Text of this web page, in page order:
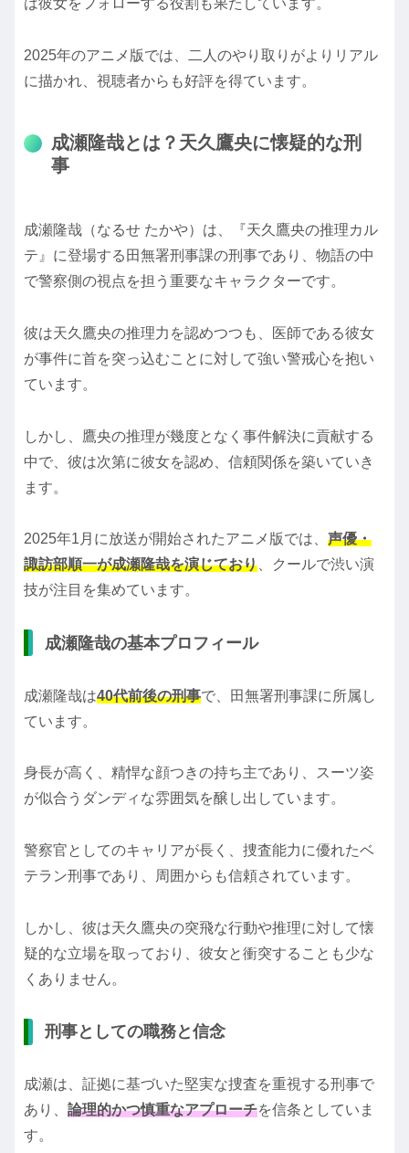
は彼女をフォローする役割も果たしています。
2025年のアニメ版では、二人のやり取りがよりリアル
に描かれ、視聴者からも好評を得ています。
成瀬隆哉とは？天久鷹央に懐疑的な刑
事
成瀬隆哉（なるせ たかや）は、『天久鷹央の推理カル
テ』に登場する田無署刑事課の刑事であり、物語の中
で警察側の視点を担う重要なキャラクターです。
彼は天久鷹央の推理力を認めつつも、医師である彼女
が事件に首を突っ込むことに対して強い警戒心を抱い
ています。
しかし、鷹央の推理が幾度となく事件解決に貢献する
中で、彼は次第に彼女を認め、信頼関係を築いていき
ます。
2025年1月に放送が開始されたアニメ版では、 声優・
諏訪部順一が成瀬隆哉を演じており、クールで渋い演
技が注目を集めています。
成瀬隆哉の基本プロフィール
成瀬隆哉は40代前後の刑事で、田無署刑事課に所属し
ています。
身長が高く、精悍な顔つきの持ち主であり、スーツ姿
が似合うダンディな雰囲気を醸し出しています。
警察官としてのキャリアが長く、捜査能力に優れたベ
テラン刑事であり、周囲からも信頼されています。
しかし、彼は天久鷹央の突飛な行動や推理に対して懐
疑的な立場を取っており、彼女と衝突することも少な
くありません。
刑事としての職務と信念
成瀬は、証拠に基づいた堅実な捜査を重視する刑事で
あり、 論理的かつ慎重なアプローチを信条としていま
す。